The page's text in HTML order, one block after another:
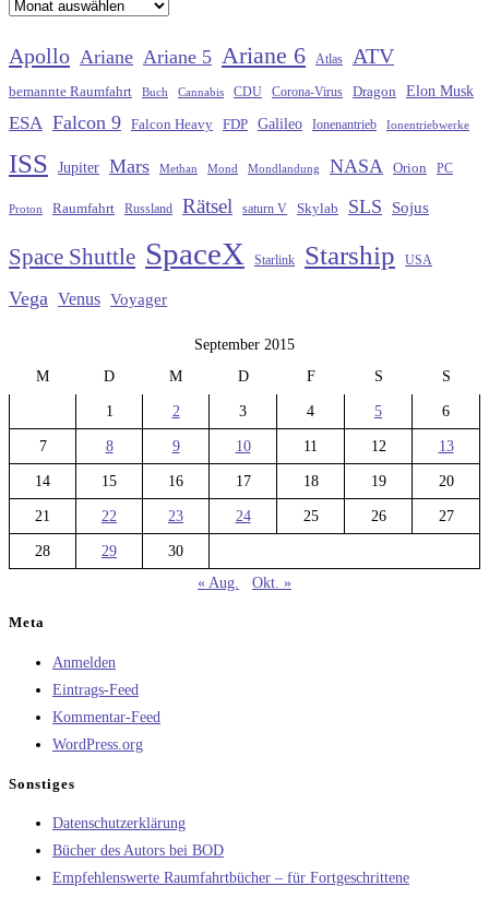
Archiv
Apollo Ariane Ariane 5 Ariane 6 Atlas ATV
bemannte Raumfahrt Buch Cannabis CDU Corona-Virus Dragon Elon Musk
ESA Falcon 9 Falcon Heavy FDP Galileo Ionenantrieb Ionentriebwerke
ISS Jupiter Mars Methan Mond Mondlandung NASA Orion PC
Proton Raumfahrt Russland Rätsel saturn V Skylab SLS Sojus
Space Shuttle SpaceX Starlink Starship USA
Vega Venus Voyager
September 2015
M
D M D F S S
1 2 3 4 5 6
7 8 9 10 11 12 13
14 15 16 17 18 19 20
21 22 23 24 25 26 27
28 29
30
« Aug.
Okt. »
Meta
Anmelden
Eintrags-Feed
Kommentar-Feed
WordPress.org
Sonstiges
Datenschutzerklärung
Bücher des Autors bei BOD
Empfehlenswerte Raumfahrtbücher – für Fortgeschrittene